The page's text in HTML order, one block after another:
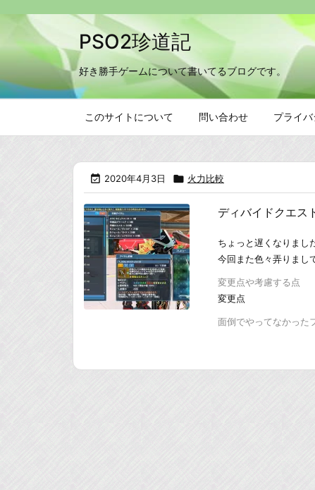
PSO2珍道記
好き勝手ゲームについて書いてるブログです。
このサイトについて 問い合わせ プライ
 2020年4月3日  火力比較
ディバイドクエス
ちょっと遅くなりまし
今回また色々弄りまし
変更点や考慮する点
変更点
面倒でやってなかった